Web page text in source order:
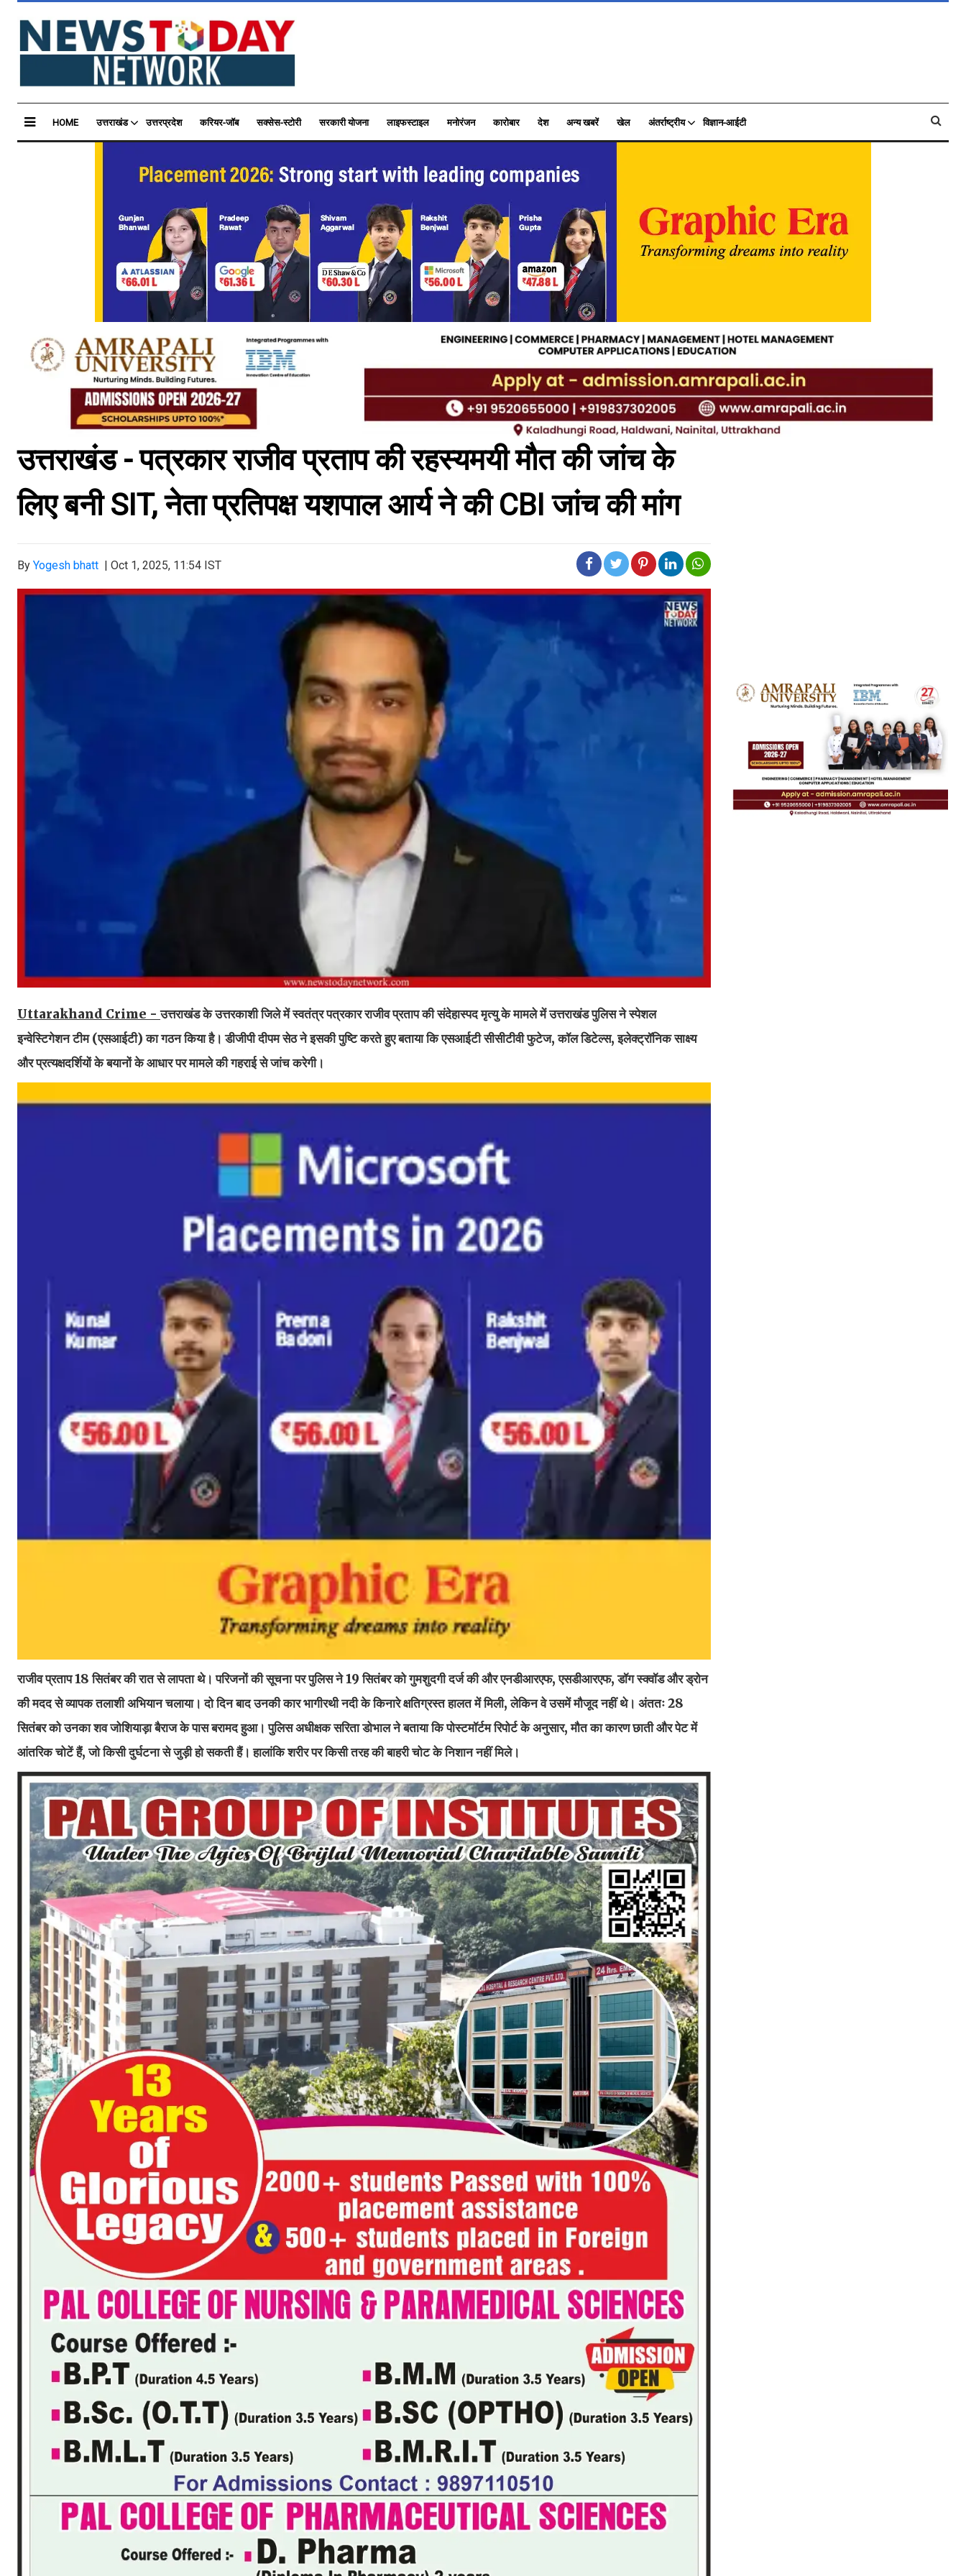
HOME उत्तराखंड उत्तरप्रदेश करियर-जॉब सक्सेस-स्टोरी सरकारी योजना लाइफस्टाइल मनोरंजन कारोबार देश अन्य खबरें खेल अंतर्राष्ट्रीय विज्ञान-आईटी
उत्तराखंड - पत्रकार राजीव प्रताप की रहस्यमयी मौत की जांच के
लिए बनी SIT, नेता प्रतिपक्ष यशपाल आर्य ने की CBI जांच की मांग
By Yogesh bhatt | Oct 1, 2025, 11:54 IST
Uttarakhand Crime -उत्तराखंड के उत्तरकाशी जिले में स्वतंत्र पत्रकार राजीव प्रताप की संदेहास्पद मृत्यु के मामले में उत्तराखंड पुलिस ने स्पेशल
इन्वेस्टिगेशन टीम (एसआईटी) का गठन किया है। डीजीपी दीपम सेठ ने इसकी पुष्टि करते हुए बताया कि एसआईटी सीसीटीवी फुटेज, कॉल डिटेल्स, इलेक्ट्रॉनिक साक्ष्य
और प्रत्यक्षदर्शियों के बयानों के आधार पर मामले की गहराई से जांच करेगी।
राजीव प्रताप 18 सितंबर की रात से लापता थे। परिजनों की सूचना पर पुलिस ने 19 सितंबर को गुमशुदगी दर्ज की और एनडीआरएफ, एसडीआरएफ, डॉग स्क्वॉड और ड्रोन
की मदद से व्यापक तलाशी अभियान चलाया। दो दिन बाद उनकी कार भागीरथी नदी के किनारे क्षतिग्रस्त हालत में मिली, लेकिन वे उसमें मौजूद नहीं थे। अंततः 28
सितंबर को उनका शव जोशियाड़ा बैराज के पास बरामद हुआ। पुलिस अधीक्षक सरिता डोभाल ने बताया कि पोस्टमॉर्टम रिपोर्ट के अनुसार, मौत का कारण छाती और पेट में
आंतरिक चोटें हैं, जो किसी दुर्घटना से जुड़ी हो सकती हैं। हालांकि शरीर पर किसी तरह की बाहरी चोट के निशान नहीं मिले।